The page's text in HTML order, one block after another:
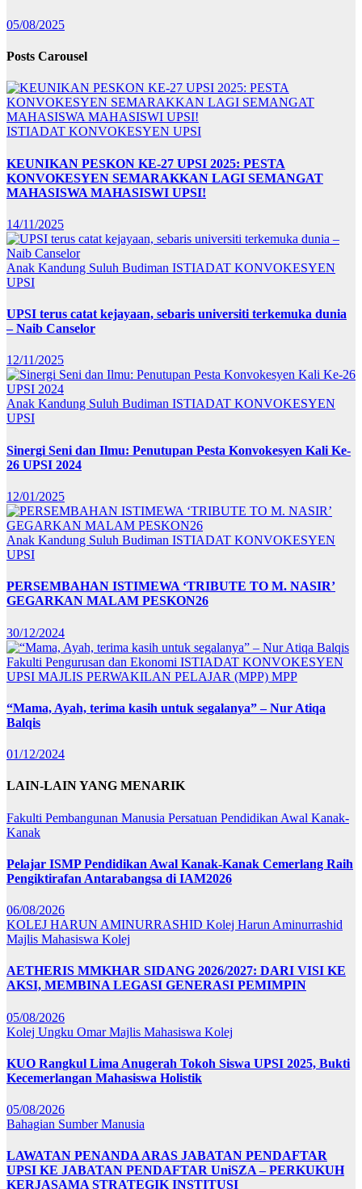
05/08/2025
Posts Carousel
ISTIADAT KONVOKESYEN UPSI
KEUNIKAN PESKON KE-27 UPSI 2025: PESTA
KONVOKESYEN SEMARAKKAN LAGI SEMANGAT
MAHASISWA MAHASISWI UPSI!
14/11/2025
Anak Kandung Suluh Budiman ISTIADAT KONVOKESYEN
UPSI
UPSI terus catat kejayaan, sebaris universiti terkemuka dunia
– Naib Canselor
12/11/2025
Anak Kandung Suluh Budiman ISTIADAT KONVOKESYEN
UPSI
Sinergi Seni dan Ilmu: Penutupan Pesta Konvokesyen Kali Ke-
26 UPSI 2024
12/01/2025
Anak Kandung Suluh Budiman ISTIADAT KONVOKESYEN
UPSI
PERSEMBAHAN ISTIMEWA ‘TRIBUTE TO M. NASIR’
GEGARKAN MALAM PESKON26
30/12/2024
Fakulti Pengurusan dan Ekonomi ISTIADAT KONVOKESYEN
UPSI MAJLIS PERWAKILAN PELAJAR (MPP) MPP
“Mama, Ayah, terima kasih untuk segalanya” – Nur Atiqa
Balqis
01/12/2024
LAIN-LAIN YANG MENARIK
Fakulti Pembangunan Manusia Persatuan Pendidikan Awal Kanak-
Kanak
Pelajar ISMP Pendidikan Awal Kanak-Kanak Cemerlang Raih
Pengiktirafan Antarabangsa di IAM2026
06/08/2026
KOLEJ HARUN AMINURRASHID Kolej Harun Aminurrashid
Majlis Mahasiswa Kolej
AETHERIS MMKHAR SIDANG 2026/2027: DARI VISI KE
AKSI, MEMBINA LEGASI GENERASI PEMIMPIN
05/08/2026
Kolej Ungku OmarMajlis Mahasiswa Kolej
KUO Rangkul Lima Anugerah Tokoh Siswa UPSI 2025, Bukti
Kecemerlangan Mahasiswa Holistik
05/08/2026
Bahagian Sumber Manusia
LAWATAN PENANDA ARAS JABATAN PENDAFTAR
UPSI KE JABATAN PENDAFTAR UniSZA – PERKUKUH
KERJASAMA STRATEGIK INSTITUSI